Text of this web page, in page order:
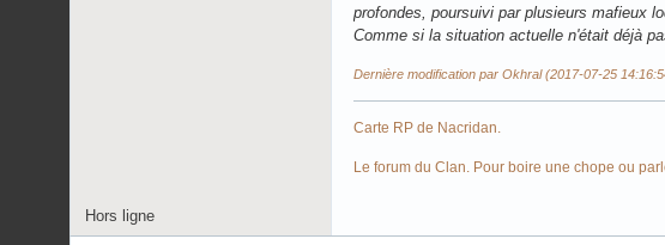
profondes, poursuivi par plusieurs mafieux
Comme si la situation actuelle n'était déjà
Dernière modification par Okhral (2017-07-25
Carte RP de Nacridan.
Le forum du Clan. Pour boire une chope ou
Hors ligne